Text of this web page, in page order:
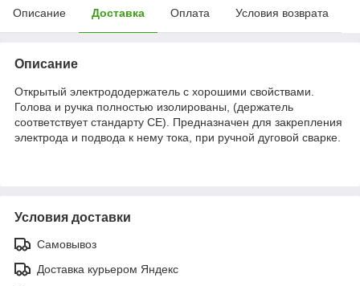
Описание Доставка Оплата Условия возврата
Описание
Открытый электрододержатель с хорошими свойствами.
Голова и ручка полностью изолированы, (держатель
соответствует стандарту CE). Предназначен для закрепления
электрода и подвода к нему тока, при ручной дуговой сварке.
Условия доставки
Самовывоз
Доставка курьером Яндекс